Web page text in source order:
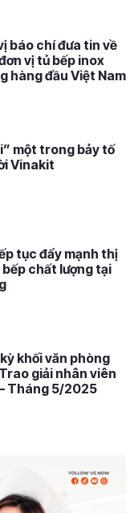
báo chí đưa tin về
vị tủ bếp inox
hàng đầu Việt Nam
một trong bảy tố
Vinakit
tục đẩy mạnh thị
chất lượng tại
khối văn phòng
giải nhân viên
Tháng 5/2025